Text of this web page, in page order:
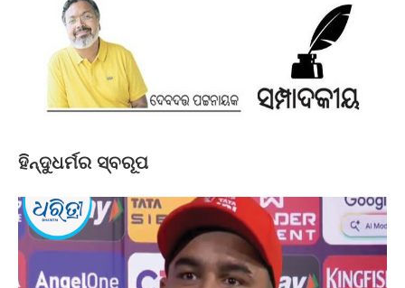
ହିନ୍ଦୁଧର୍ମର ସ୍ବରୂପ